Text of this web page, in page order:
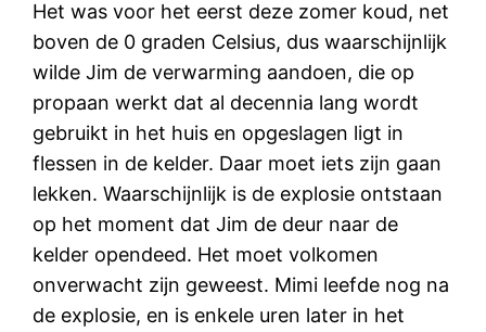
Het was voor het eerst deze zomer koud, net
boven de 0 graden Celsius, dus waarschijnlijk
wilde Jim de verwarming aandoen, die op
propaan werkt dat al decennia lang wordt
gebruikt in het huis en opgeslagen ligt in
flessen in de kelder. Daar moet iets zijn gaan
lekken. Waarschijnlijk is de explosie ontstaan
op het moment dat Jim de deur naar de
kelder opendeed. Het moet volkomen
onverwacht zijn geweest. Mimi leefde nog na
de explosie, en is enkele uren later in het